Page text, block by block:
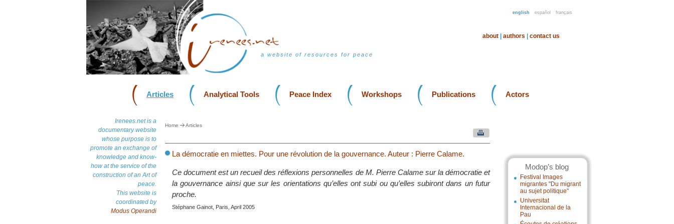
english español français
a website of resources for peace
about authors contact us
Articles Analytical Tools Peace Index Workshops Publications Actors
Irenees.net is a
documentary website
whose purpose is to
promote an exchange of
knowledge and know-
how at the service of the
construction of an Art of
peace.
This website is
coordinated by
Modus Operandi
Modop’s blog
Festival Images
migrantes "Du migrant
au sujet politique"
Universitat
Internacional de la
Pau
Home Articles
La démocratie en miettes. Pour une révolution de la gouvernance. Auteur : Pierre Calame.
Ce document est un recueil des réflexions personnelles de M. Pierre Calame sur la démocratie et
la gouvernance ainsi que sur les orientations qu’elles ont subi ou qu’elles subiront dans un futur
proche.
Stéphane Gainot, Paris, April 2005